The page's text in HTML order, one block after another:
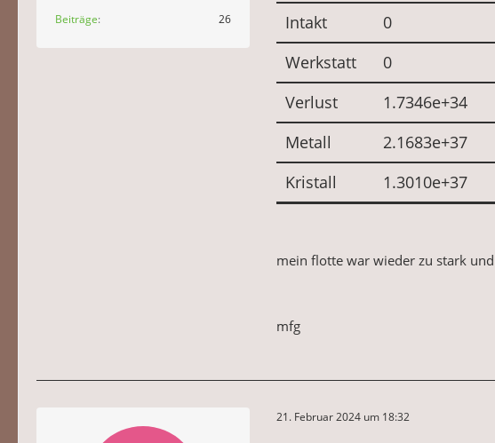
Beiträge 26
Intakt
0
Werkstatt
0
Verlust
1.7346e+34
Metall
2.1683e+37
Kristall
1.3010e+37
mein flotte war wieder zu stark
mfg
21. Februar 2024 um 18:32